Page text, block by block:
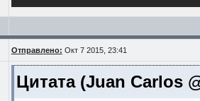
Отправлено: Окт 7 2015, 23:41
Цитата(Juan Carlos